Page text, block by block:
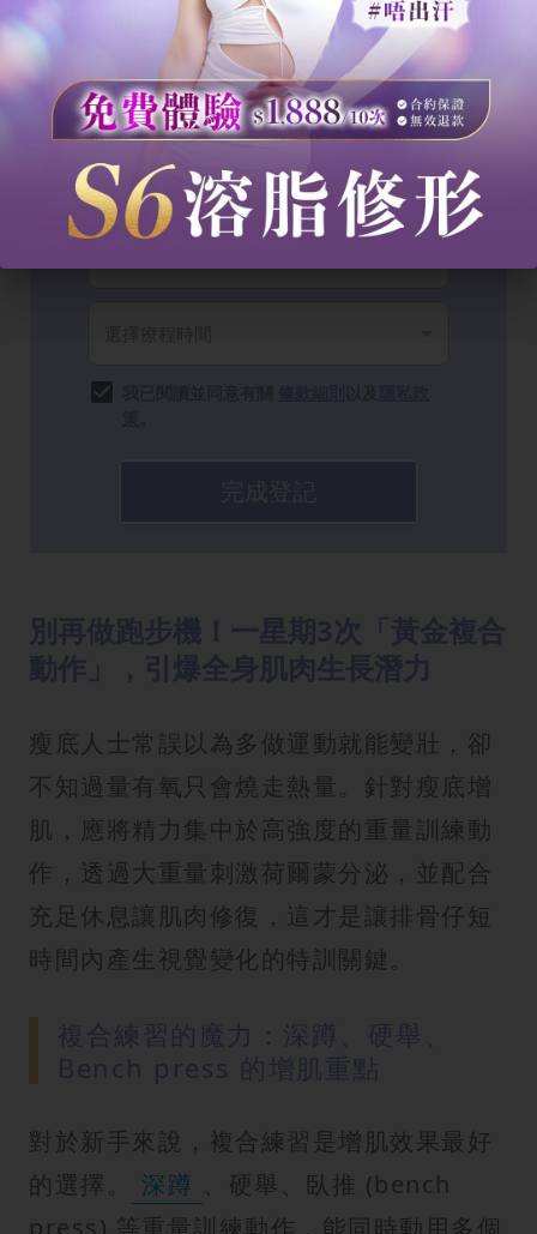
瘦底人士常誤以為多做運動就能變壯，卻
不知過量有氧只會燒走熱量。針對瘦底增
肌，應將精力集中於高強度的重量訓練動
作，透過大重量刺激荷爾蒙分泌，並配合
充足休息讓肌肉修復，這才是讓排骨仔短
時間內產生視覺變化的特訓關鍵。
對於新手來說，複合練習是增肌效果最好
的選擇。
深蹲 、硬舉、臥推 (bench